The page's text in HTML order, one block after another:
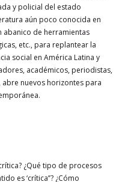
y policial del estado
aún poco conocida en
abanico de herramientas
etc., para replantear la
social en América Latina y
académicos, periodistas,
nuevos horizontes para
¿Qué tipo de procesos
es ‘crítica’’? ¿Cómo